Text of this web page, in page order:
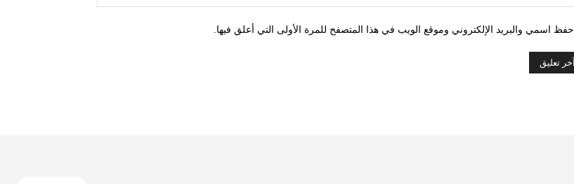
احفظ اسمي والبريد الإلكتروني وموقع الويب في هذا المتصفح للمرة الأولى التي أعلق فيها.